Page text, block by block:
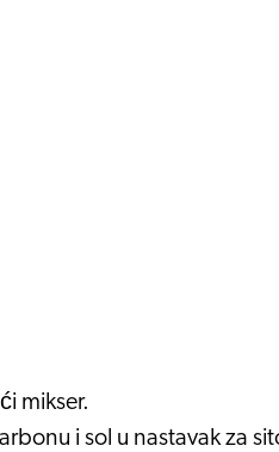
mikser.
i sol u nastavak za